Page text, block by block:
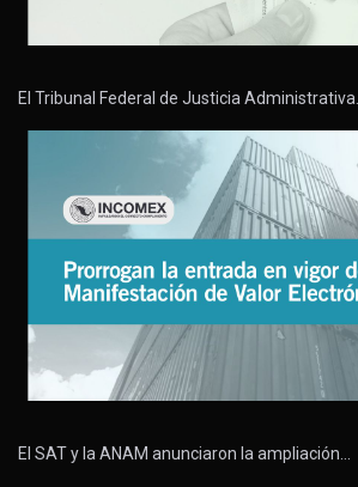
El Tribunal Federal de Justicia Administrativa…
El SAT y la ANAM anunciaron la ampliación…